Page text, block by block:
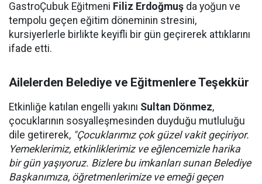
GastroÇubuk Eğitmeni Filiz Erdoğmuş da yoğun ve
tempolu geçen eğitim döneminin stresini,
kursiyerlerle birlikte keyifli bir gün geçirerek attıklarını
ifade etti.
Ailelerden Belediye ve Eğitmenlere Teşekkür
Etkinliğe katılan engelli yakını Sultan Dönmez,
çocuklarının sosyalleşmesinden duyduğu mutluluğu
dile getirerek, "Çocuklarımız çok güzel vakit geçiriyor.
Yemeklerimiz, etkinliklerimiz ve eğlencemizle harika
bir gün yaşıyoruz. Bizlere bu imkanları sunan Belediye
Başkanımıza, öğretmenlerimize ve emeği geçen